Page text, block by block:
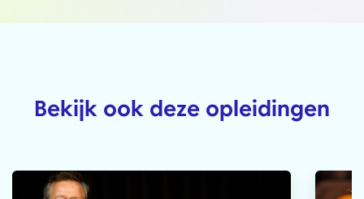
Bekijk ook deze opleidingen